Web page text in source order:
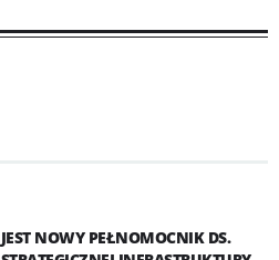
JEST NOWY PEŁNOMOCNIK DS.